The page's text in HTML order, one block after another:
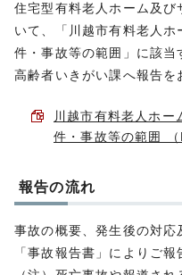
住宅型有料老人ホーム及
いて、「川越市有料老人
件・事故等の範囲」に該当
高齢者いきがい課へ報告を
川越市有料老人ホー
件・事故等の範囲
報告の流れ
事故の概要、発生後の対
「事故報告書」によりご報